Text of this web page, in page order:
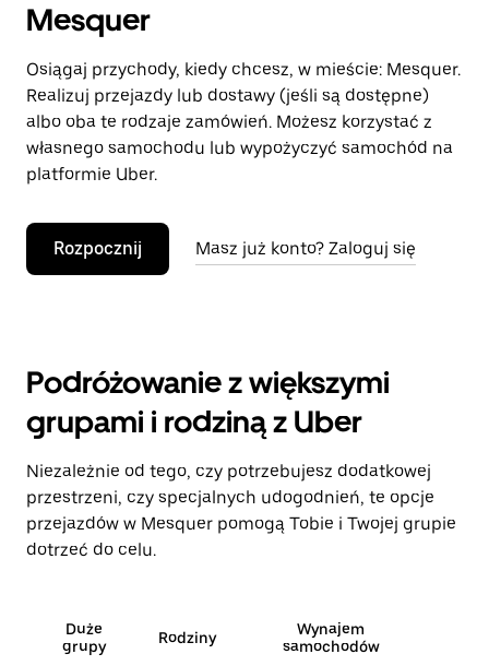
Mesquer
Osiągaj przychody, kiedy chcesz, w mieście: Mesquer.
Realizuj przejazdy lub dostawy (jeśli są dostępne)
albo oba te rodzaje zamówień. Możesz korzystać z
własnego samochodu lub wypożyczyć samochód na
platformie Uber.
Rozpocznij Masz już konto? Zaloguj się
Podróżowanie z większymi
grupami i rodziną z Uber
Niezależnie od tego, czy potrzebujesz dodatkowej
przestrzeni, czy specjalnych udogodnień, te opcje
przejazdów w Mesquer pomogą Tobie i Twojej grupie
dotrzeć do celu.
Duże
grupy
Rodziny
Wynajem
samochodów